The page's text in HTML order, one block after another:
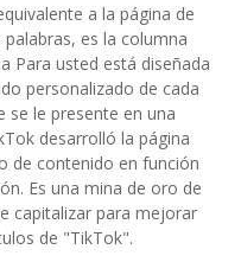
a la página de
es la columna
Para usted está diseñada
personalizado de cada
se le presente en una
desarrolló la página
de contenido en función
Es una mina de oro de
capitalizar para mejorar
de "TikTok".